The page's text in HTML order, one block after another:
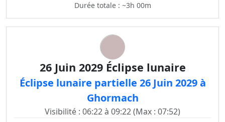
Durée totale : ~3h 00m
26 Juin 2029 Éclipse lunaire
Éclipse lunaire partielle 26 Juin 2029 à
Ghormach
Visibilité : 06:22 à 09:22 (Max : 07:52)